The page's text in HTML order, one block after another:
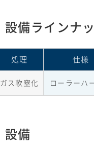
設備ラインナ
処理 仕様
ガス軟窒化 ローラーハ
設備